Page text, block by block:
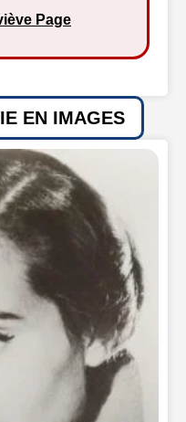
Page
EN IMAGES